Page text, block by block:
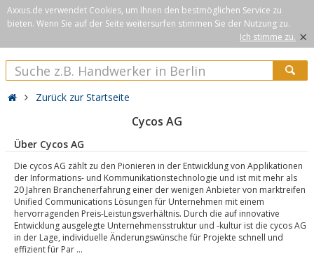
Axxus.de verwendet Cookies, um Ihnen den bestmöglichen Service zu
bieten. Wenn Sie auf der Seite weitersurfen stimmen Sie der Nutzung zu.
Ich stimme zu. ×
Zurück zur Startseite
Cycos AG
Über Cycos AG
Die cycos AG zählt zu den Pionieren in der Entwicklung von Applikationen
der Informations- und Kommunikationstechnologie und ist mit mehr als
20 Jahren Branchenerfahrung einer der wenigen Anbieter von marktreifen
Unified Communications Lösungen für Unternehmen mit einem
hervorragenden Preis-Leistungsverhältnis. Durch die auf innovative
Entwicklung ausgelegte Unternehmensstruktur und -kultur ist die cycos AG
in der Lage, individuelle Änderungswünsche für Projekte schnell und
effizient für Par ...